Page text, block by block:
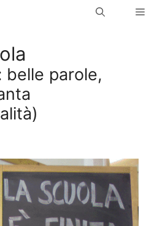
belle parole,